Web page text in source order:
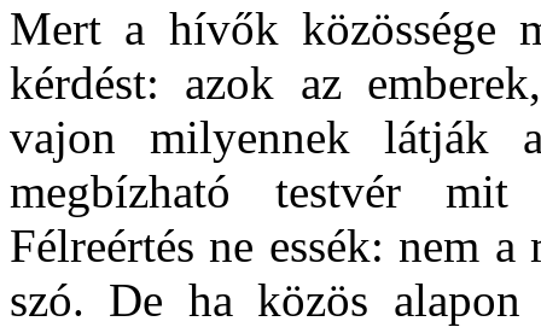
Mert a hívők közössége
kérdést: azok az
vajon milyennek látják
megbízható testvér
Félreértés ne essék: nem
szó. De ha közös